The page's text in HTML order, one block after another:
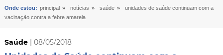
Onde estou: principal » notícias » saúde »
unidades de saúde continuam com a
vacinação contra a febre amarela
Saúde| 08/05/2018